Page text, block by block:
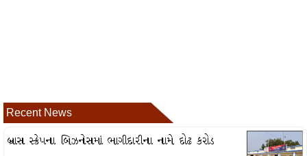
Recent News
બ્રાસ સ્ક્રેપના બિઝનેસમાં ભાગીદારીના નામે દોઢ કરોડ